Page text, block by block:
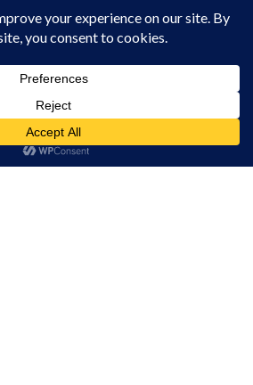
Am înțeles!
în continuare, vă exprimați acordul asupra folosirii